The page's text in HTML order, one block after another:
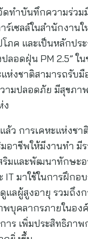
ทำบันทึกความร่วม
เซลล์ในสำนักงาน
ภค และเป็นหลักป
ลอดฝุ่น PM 2.5”
แห่งชาติสามารถรั
วามปลอดภัย มีสุข
7 แห่ง
ว การเคหะแห่ง
อาชีพให้มีงานทำ
สริมและพัฒนาทักษ
IT มาใช้ในการฝึก
แลผู้สูงอายุ รวมถึ
คลากรภายในอง
าร เพิ่มประสิทธิภา